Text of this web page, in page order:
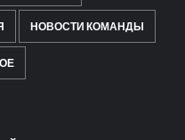
НОВОСТИ КОМАНДЫ